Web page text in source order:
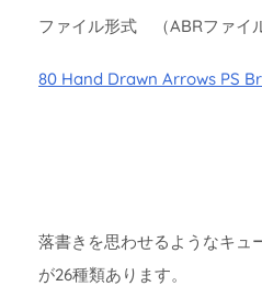
ファイル形式 （ABRファイ
80 Hand Drawn Arrows PS
落書きを思わせるようなキュ
が26種類あります。